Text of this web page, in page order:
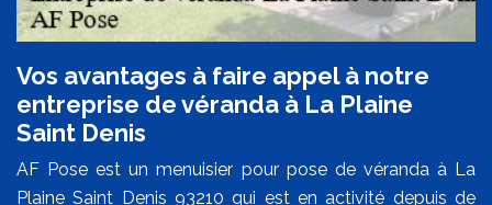
Vos avantages à faire appel à notre
entreprise de véranda à La Plaine
Saint Denis
AF Pose est un menuisier pour pose de véranda à La
Plaine Saint Denis 93210 qui est en activité depuis de